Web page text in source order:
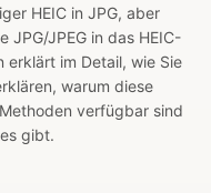
HEIC in JPG, aber
JPG/JPEG in das HEIC-
erklärt im Detail, wie Sie
warum diese
verfügbar sind
gibt.